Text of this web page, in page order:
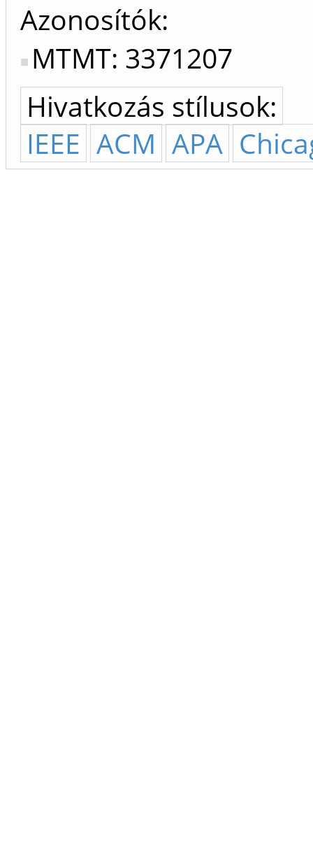
Azonosítók
MTMT: 3371207
Hivatkozás stílusok:
IEEE ACM APA